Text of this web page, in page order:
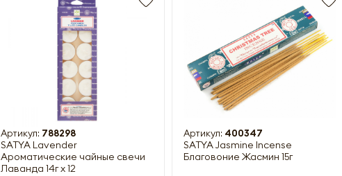
Артикул: 788298
SATYA Lavender
Ароматические чайные свечи
Лаванда 14г x 12
Артикул: 400347
SATYA Jasmine Incense
Благовоние Жасмин 15г
Получить прайс-лист
Обязательны к заполнению